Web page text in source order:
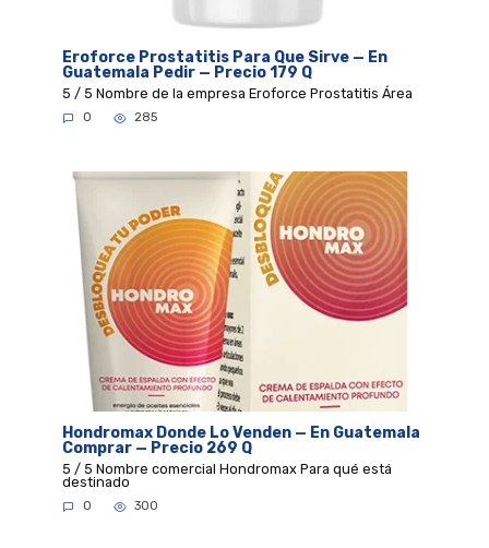
Eroforce Prostatitis Para Que Sirve — En
Guatemala Pedir — Precio 179 Q
5 / 5 Nombre de la empresa Eroforce Prostatitis Área
0 285
Hondromax Donde Lo Venden — En Guatemala
Comprar — Precio 269 Q
5 / 5 Nombre comercial Hondromax Para qué está
destinado
0 300